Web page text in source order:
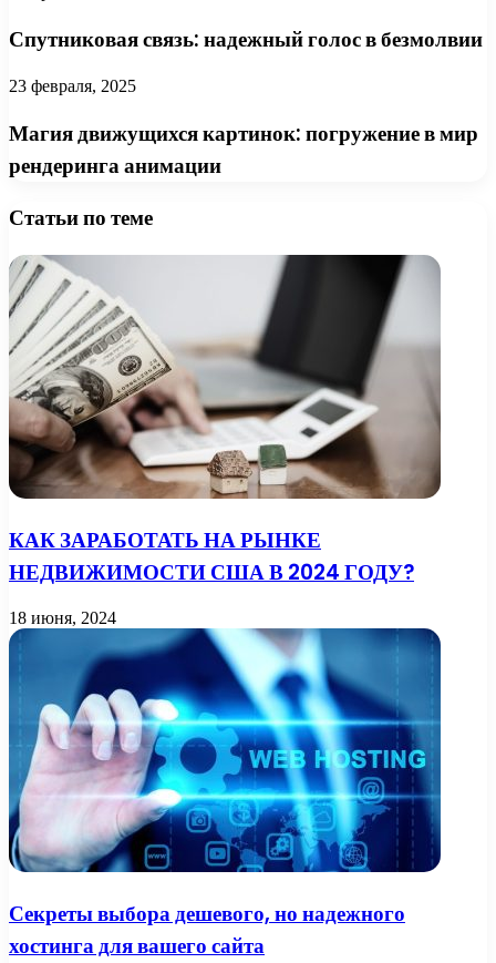
Спутниковая связь: надежный голос в безмолвии
23 февраля, 2025
Магия движущихся картинок: погружение в мир
рендеринга анимации
Статьи по теме
КАК ЗАРАБОТАТЬ НА РЫНКЕ
НЕДВИЖИМОСТИ США В 2024 ГОДУ?
18 июня, 2024
Секреты выбора дешевого, но надежного
хостинга для вашего сайта